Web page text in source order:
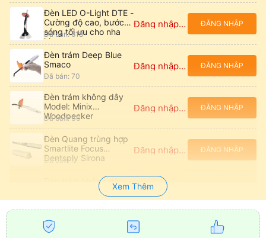
Đèn LED O-Light DTE -
Cường độ cao, bước
sóng tối ưu cho nha
khoa
Đã bán: 618
Đăng nhập để xem giá ĐĂNG NHẬP
Đèn trám Deep Blue
Smaco
Đã bán: 70
Đăng nhập để xem giá ĐĂNG NHẬP
Đèn trám không dây
Model: Minix
Woodpecker
Đã bán: 36
Đăng nhập để xem giá ĐĂNG NHẬP
Đèn Quang trùng hợp
Smartlite Focus
Dentsply Sirona
Đã bán: 7
Đăng nhập để xem giá ĐĂNG NHẬP
Đèn trám không dây
LED.F Woodpecker
chính hãng
Đã bán: 95
Đèn quang trùng hợp
Led không dây
ĐĂNG NHẬP
Xem Thêm